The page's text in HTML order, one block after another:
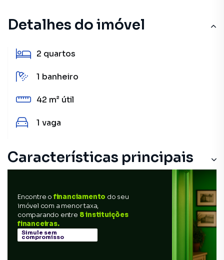
Detalhes do imóvel
2 quartos
1 banheiro
42 m² útil
1 vaga
Características principais
Encontre o financiamento do seu
imóvel com a menor taxa,
comparando entre 8 instituições
financeiras.
Simule sem
compromisso